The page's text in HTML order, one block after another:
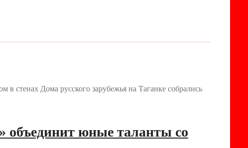
в стенах Дома русского зарубежья на Таганке собрались
объединит юные таланты со